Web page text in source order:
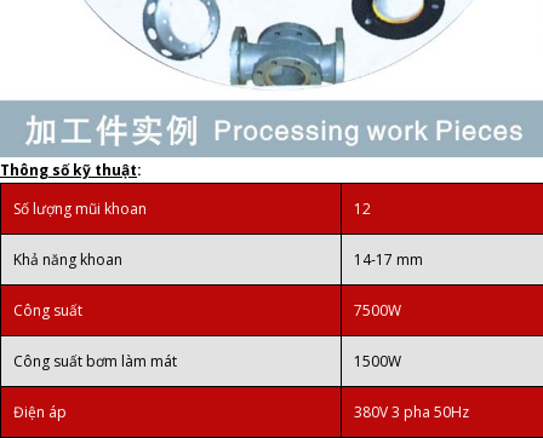
Thông số kỹ thuật:
Số lượng mũi khoan
12
Khả năng khoan 14-17 mm
Công suất 7500W
Công suất bơm làm mát 1500W
Điện áp 380V 3 pha 50Hz